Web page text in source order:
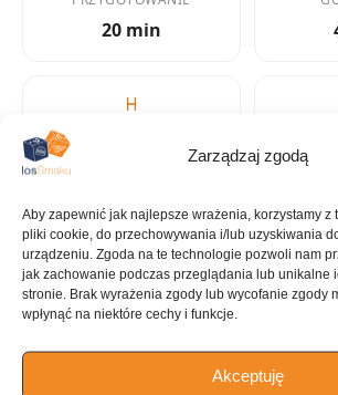
Zarządzaj zgodą
Aby zapewnić jak najlepsze wrażenia, korzystamy z
pliki cookie, do przechowywania i/lub uzyskiwania
urządzeniu. Zgoda na te technologie pozwoli nam
jak zachowanie podczas przeglądania lub unikalne
stronie. Brak wyrażenia zgody lub wycofanie zgody
wpłynąć na niektóre cechy i funkcje.
Akceptuję
20 min
KUCHNIA
Desery